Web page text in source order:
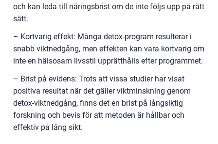
och kan leda till näringsbrist om de inte följs upp på rätt
sätt.
– Kortvarig effekt: Många detox-program resulterar i
snabb viktnedgång, men effekten kan vara kortvarig om
inte en hälsosam livsstil upprätthålls efter programmet.
– Brist på evidens: Trots att vissa studier har visat
positiva resultat när det gäller viktminskning genom
detox-viktnedgång, finns det en brist på långsiktig
forskning och bevis för att metoden är hållbar och
effektiv på lång sikt.